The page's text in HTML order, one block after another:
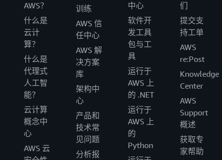
AWS？
什么是
云计
算？
什么是
代理式
人工智
能？
云计算
概念中
心
AWS 云
训练
AWS 信
任中心
AWS 解
决方案
库
架构中
心
产品和
技术常
见问题
分析报
中心
软件开
发工具
包与工
具
运行于
AWS 上
的 .NET
运行于
AWS 上
的
Python
们
提交支
持工单
AWS
re:Post
Knowledge
Center
AWS
Support
概述
获取专
家帮助